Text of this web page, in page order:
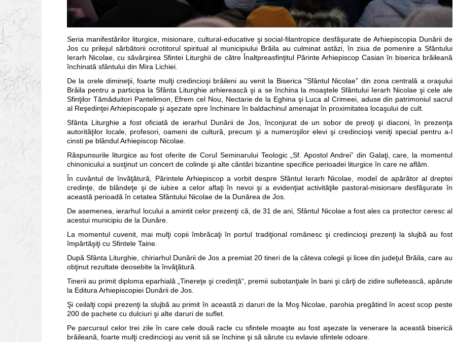
Seria manifestărilor liturgice, misionare, cultural-educative şi social-filantropice desfăşurate de Arhiepiscopia Dunării de
Jos cu prilejul sărbătorii ocrotitorul spiritual al municipiului Brăila au culminat astăzi, în ziua de pomenire a Sfântului
Ierarh Nicolae, cu săvârşirea Sfintei Liturghii de către Înaltpreasfinţitul Părinte Arhiepiscop Casian în biserica brăileană
închinată sfântului din Mira Lichiei.
De la orele dimineţii, foarte mulţi credincioşi brăileni au venit la Biserica ”Sfântul Nicolae” din zona centrală a oraşului
Brăila pentru a participa la Sfânta Liturghie arhierească şi a se închina la moaştele Sfântului Ierarh Nicolae şi cele ale
Sfinţilor Tămăduitori Pantelimon, Efrem cel Nou, Nectarie de la Eghina şi Luca al Crimeei, aduse din patrimoniul sacrul
al Reşedinţei Arhiepiscopale şi aşezate spre închinare în baldachinul amenajat în proximitatea locaşului de cult.
Sfânta Liturghie a fost oficiată de ierarhul Dunării de Jos, înconjurat de un sobor de preoţi şi diaconi, în prezenţa
autorităţilor locale, profesori, oameni de cultură, precum şi a numeroşilor elevi şi credincioşi veniţi special pentru a-l
cinsti pe blândul Arhiepiscop Nicolae.
Răspunsurile liturgice au fost oferite de Corul Seminarului Teologic „Sf. Apostol Andrei” din Galaţi, care, la momentul
chinonicului a susţinut un concert de colinde şi alte cântări bizantine specifice perioadei liturgice în care ne aflăm.
În cuvântul de învăţătură, Părintele Arhiepiscop a vorbit despre Sfântul Ierarh Nicolae, model de apărător al dreptei
credinţe, de blândeţe şi de iubire a celor aflaţi în nevoi şi a evidenţiat activităţile pastoral-misionare desfăşurate în
această perioadă în cetatea Sfântului Nicolae de la Dunărea de Jos.
De asemenea, ierarhul locului a amintit celor prezenţi că, de 31 de ani, Sfântul Nicolae a fost ales ca protector ceresc al
acestui municipiu de la Dunăre.
La momentul cuvenit, mai mulţi copii îmbrăcaţi în portul tradiţional românesc şi credincioşi prezenţi la slujbă au fost
împărtăşiţi cu Sfintele Taine.
După Sfânta Liturghie, chiriarhul Dunării de Jos a premiat 20 tineri de la câteva colegii şi licee din judeţul Brăila, care au
obţinut rezultate deosebite la învăţătură.
Tinerii au primit diploma eparhială „Tinereţe şi credinţă“, premii substanţiale în bani şi cărţi de zidire sufletească, apărute
la Editura Arhiepiscopiei Dunării de Jos.
Şi ceilalţi copii prezenţi la slujbă au primit în această zi daruri de la Moş Nicolae, parohia pregătind în acest scop peste
200 de pachete cu dulciuri şi alte daruri de suflet.
Pe parcursul celor trei zile în care cele două racle cu sfintele moaşte au fost aşezate la venerare la această biserică
brăileană, foarte mulţi credincioşi au venit să se închine şi să sărute cu evlavie sfintele odoare.